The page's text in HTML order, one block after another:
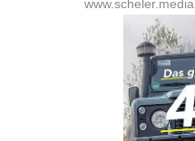
www.scheler.media